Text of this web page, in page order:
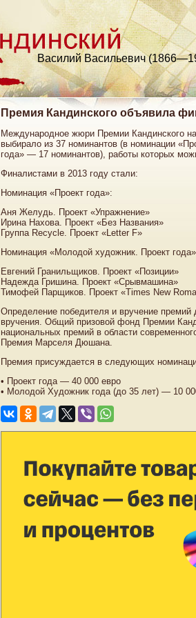
Василий Васильевич
Премия Кандинского объявила
Международное жюри Премии Кандинского
выбирало из 37 номинантов (в номинации
года» — 17 номинантов), работы которых
Финалистами в 2013 году стали:
Номинация «Проект года»:
Аня Желудь. Проект «Упражнение»
Ирина Нахова. Проект «Без Названия»
Группа Recycle. Проект «Letter F»
Номинация «Молодой художник. Проект
Евгений Гранильщиков. Проект «Позиции»
Надежда Гришина. Проект «Срывмашина»
Тимофей Парщиков. Проект «Times New
Определение победителя и вручение премий
вручения. Общий призовой фонд Премии
национальных премий в области
Премия Марселя Дюшана.
Премия присуждается в следующих
• Проект года — 40 000 евро
• Молодой Художник года (до 35 лет) — 10